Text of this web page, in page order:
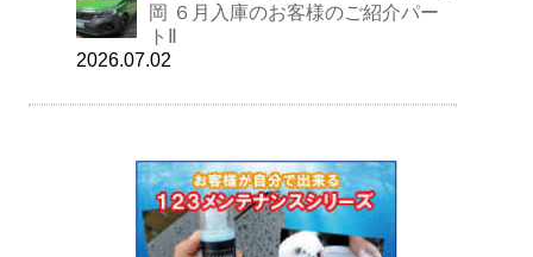
岡 ６月入庫のお客様のご紹介パー
トⅡ
2026.07.02